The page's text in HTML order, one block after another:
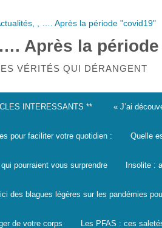
Après la
VÉRITÉS QUI DÉRANGENT
INTERESSANTS ** « J’ai
pour faciliter votre quotidien : Quelle
pourraient vous surprendre Insolite :
des blagues légères sur les pandémies
de votre corps Les PFAS : ces